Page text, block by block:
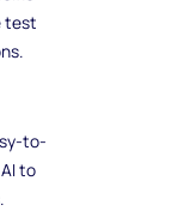
test
to-
to